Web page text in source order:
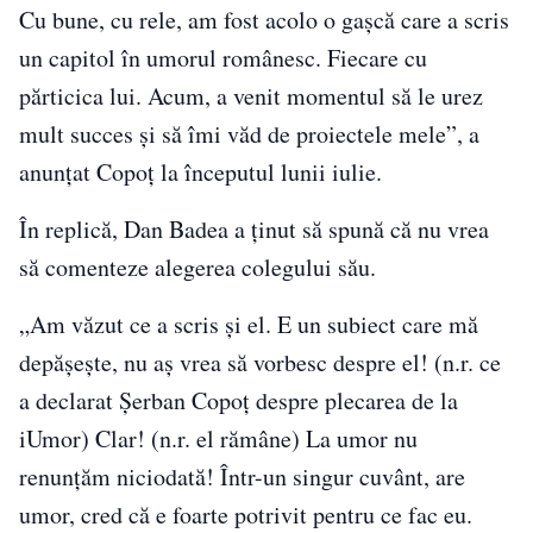
Cu bune, cu rele, am fost acolo o gaşcă care a scris
un capitol în umorul românesc. Fiecare cu
părticica lui. Acum, a venit momentul să le urez
mult succes şi să îmi văd de proiectele mele”, a
anunțat Copoț la începutul lunii iulie.
În replică, Dan Badea a ținut să spună că nu vrea
să comenteze alegerea colegului său.
„Am văzut ce a scris și el. E un subiect care mă
depășește, nu aș vrea să vorbesc despre el! (n.r. ce
a declarat Șerban Copoț despre plecarea de la
iUmor) Clar! (n.r. el rămâne) La umor nu
renunțăm niciodată! Într-un singur cuvânt, are
umor, cred că e foarte potrivit pentru ce fac eu.